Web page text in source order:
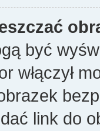
być
włączył
link do